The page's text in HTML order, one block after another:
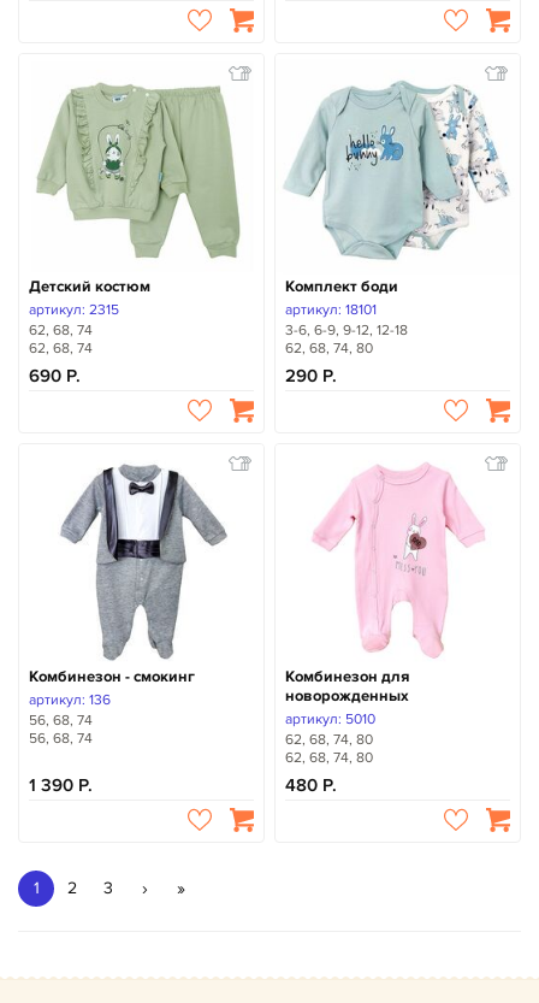
Детский костюм
артикул: 2315
62, 68, 74
62, 68, 74
690
Комплект боди
артикул: 18101
3-6, 6-9, 9-12, 12-18
62, 68, 74, 80
290
Комбинезон - смокинг
артикул: 136
56, 68, 74
56, 68, 74
1 390
Комбинезон для
новорожденных
артикул: 5010
62, 68, 74, 80
62, 68, 74, 80
480
1 2 3 › »